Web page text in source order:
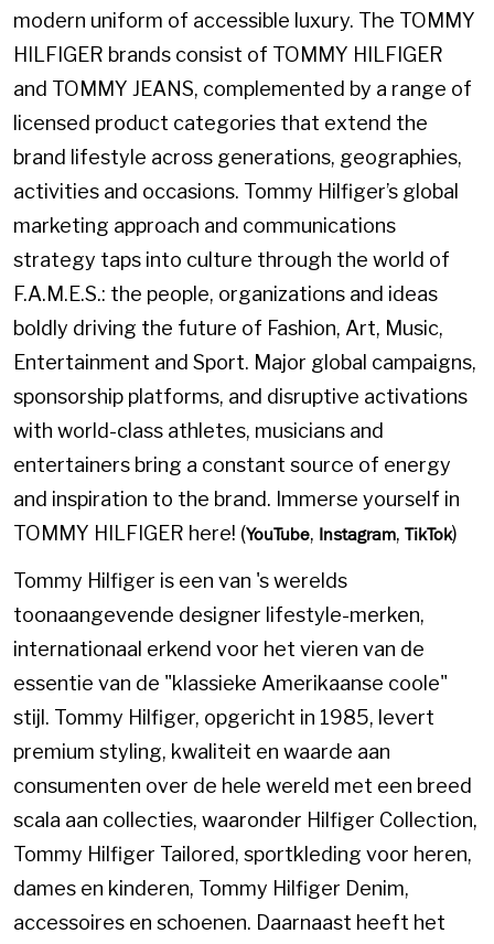
modern uniform of accessible luxury. The TOMMY
HILFIGER brands consist of TOMMY HILFIGER
and TOMMY JEANS, complemented by a range of
licensed product categories that extend the
brand lifestyle across generations, geographies,
activities and occasions. Tommy Hilfiger’s global
marketing approach and communications
strategy taps into culture through the world of
F.A.M.E.S.: the people, organizations and ideas
boldly driving the future of Fashion, Art, Music,
Entertainment and Sport. Major global campaigns,
sponsorship platforms, and disruptive activations
with world-class athletes, musicians and
entertainers bring a constant source of energy
and inspiration to the brand. Immerse yourself in
TOMMY HILFIGER here! (YouTube, Instagram, TikTok)
Tommy Hilfiger is een van 's werelds
toonaangevende designer lifestyle-merken,
internationaal erkend voor het vieren van de
essentie van de "klassieke Amerikaanse coole"
stijl. Tommy Hilfiger, opgericht in 1985, levert
premium styling, kwaliteit en waarde aan
consumenten over de hele wereld met een breed
scala aan collecties, waaronder Hilfiger Collection,
Tommy Hilfiger Tailored, sportkleding voor heren,
dames en kinderen, Tommy Hilfiger Denim,
accessoires en schoenen. Daarnaast heeft het